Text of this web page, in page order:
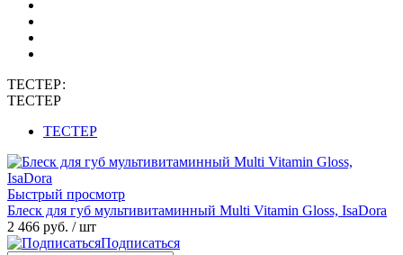
ТЕСТЕР:
ТЕСТЕР
ТЕСТЕР
Быстрый просмотр
Блеск для губ мультивитаминный Multi Vitamin Gloss, IsaDora
2 466 руб. / шт
Подписаться